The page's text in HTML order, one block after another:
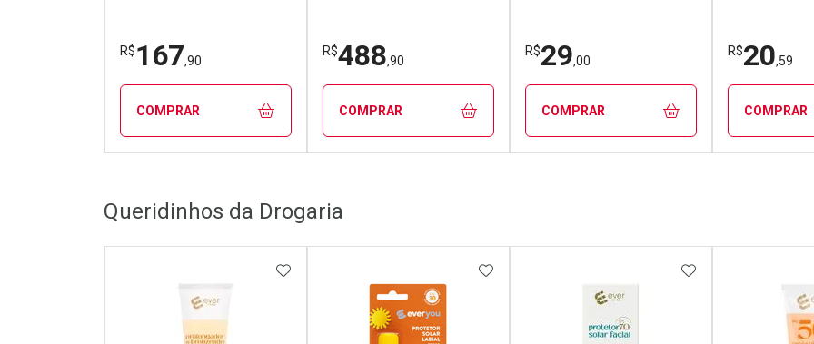
R$167,90
COMPRAR
Laboratório
Por Menos
R$488,90
COMPRAR
Laboratório
Por Menos
Único Único
R$29,00
COMPRAR
R$20,59
COMPRAR
Queridinhos da Drogaria
ADICIONAR AOS FAVORITOSADICIONAR AOS FAVORITOSADICIONAR AOS